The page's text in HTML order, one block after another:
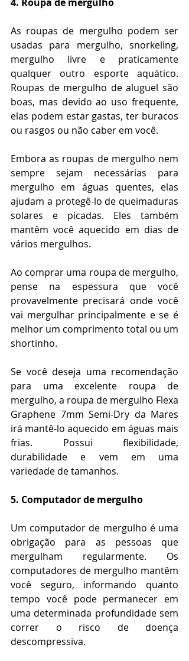
4. Roupa de mergulho
As roupas de mergulho podem ser
usadas para mergulho, snorkeling,
mergulho livre e praticamente
qualquer outro esporte aquático.
Roupas de mergulho de aluguel são
boas, mas devido ao uso frequente,
elas podem estar gastas, ter buracos
ou rasgos ou não caber em você.
Embora as roupas de mergulho nem
sempre sejam necessárias para
mergulho em águas quentes, elas
ajudam a protegê-lo de queimaduras
solares e picadas. Eles também
mantêm você aquecido em dias de
vários mergulhos.
Ao comprar uma roupa de mergulho,
pense na espessura que você
provavelmente precisará onde você
vai mergulhar principalmente e se é
melhor um comprimento total ou um
shortinho.
Se você deseja uma recomendação
para uma excelente roupa de
mergulho, a roupa de mergulho Flexa
Graphene 7mm Semi-Dry da Mares
irá mantê-lo aquecido em águas mais
frias. Possui flexibilidade,
durabilidade e vem em uma
variedade de tamanhos.
5. Computador de mergulho
Um computador de mergulho é uma
obrigação para as pessoas que
mergulham regularmente. Os
computadores de mergulho mantêm
você seguro, informando quanto
tempo você pode permanecer em
uma determinada profundidade sem
correr o risco de doença
descompressiva.